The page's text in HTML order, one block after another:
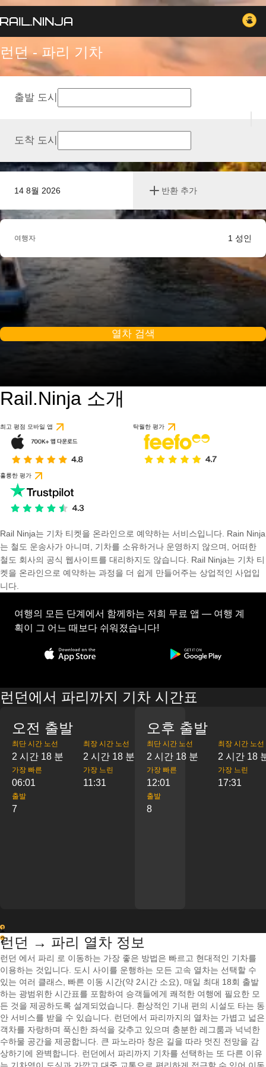
런던 - 파리 기차
14 8월 2026 반환 추가
출발 도시
도착 도시
여행자 1 성인
열차 검색
Rail.Ninja 소개
최고 평점 모바일 앱 탁월한 평가
훌륭한 평가
Rail Ninja는 기차 티켓을 온라인으로 예약하는 서비스입니다. Rain Ninja
는 철도 운송사가 아니며, 기차를 소유하거나 운영하지 않으며, 어떠한
철도 회사의 공식 웹사이트를 대리하지도 않습니다. Rail Ninja는 기차 티
켓을 온라인으로 예약하는 과정을 더 쉽게 만들어주는 상업적인 사업입
니다.
여행의 모든 단계에서 함께하는 저희 무료 앱 — 여행 계
획이 그 어느 때보다 쉬워졌습니다!
런던에서 파리까지 기차 시간표
오전 출발
최단 시간 노선
2 시간 18 분
최장 시간 노선
2 시간 18 분
가장 빠른
06:01
가장 느린
11:31
출발
7
오후 출발
최단 시간 노선
2 시간 18 분
최장 시간 노선
2 시간 18
가장 빠른
12:01
가장 느린
17:31
출발
8
1
2
런던 → 파리 열차 정보
런던 에서 파리 로 이동하는 가장 좋은 방법은 빠르고 현대적인 기차를
이용하는 것입니다. 도시 사이를 운행하는 모든 고속 열차는 선택할 수
있는 여러 클래스, 빠른 이동 시간(약 2시간 소요), 매일 최대 18회 출발
하는 광범위한 시간표를 포함하여 승객들에게 쾌적한 여행에 필요한 모
든 것을 제공하도록 설계되었습니다. 환상적인 기내 편의 시설도 타는 동
안 서비스를 받을 수 있습니다. 런던에서 파리까지의 열차는 가볍고 넓은
객차를 자랑하며 푹신한 좌석을 갖추고 있으며 충분한 레그룸과 넉넉한
수하물 공간을 제공합니다. 큰 파노라마 창은 길을 따라 멋진 전망을 감
상하기에 완벽합니다. 런던에서 파리까지 기차를 선택하는 또 다른 이유
57개의 리뷰를 기반으